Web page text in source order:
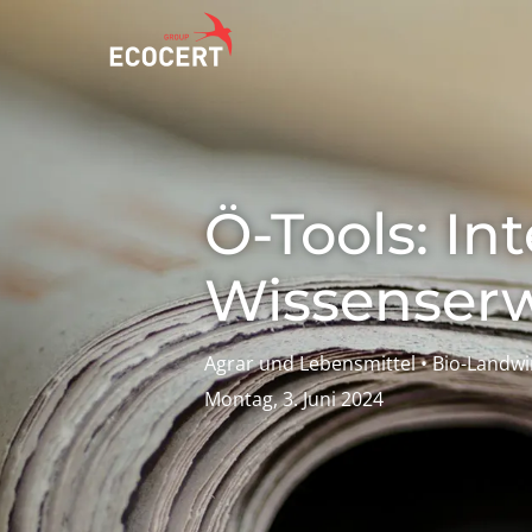
Zertifizierung
ECOCERT
Über uns
Aktuelles
Karriere
Mit
Mit
Aktiv
Ö-Tools:
Agrar und Lebensmittel • Bio-
Montag, 3. Juni 2024